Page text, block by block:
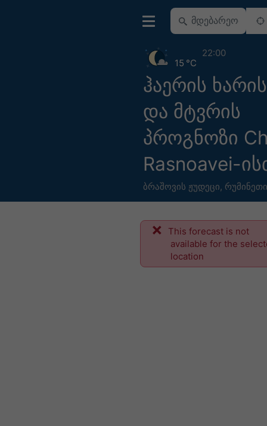
ჰაერის
და მტვრის
პროგნოზი
Rasnoavei-
ბრაშოვის ჟუდეცი, რუმინეთი
15 °C
22:00
This forecast is not
available for the
location